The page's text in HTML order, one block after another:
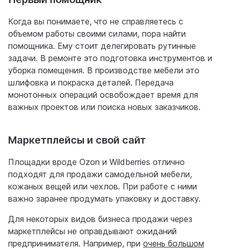
Когда вы понимаете, что не справляетесь с
объемом работы своими силами, пора найти
помощника. Ему стоит делегировать рутинные
задачи. В ремонте это подготовка инструментов и
уборка помещения. В производстве мебели это
шлифовка и покраска деталей. Передача
монотонных операций освобождает время для
важных проектов или поиска новых заказчиков.
Маркетплейсы и свой сайт
Площадки вроде Ozon и Wildberries отлично
подходят для продажи самодельной мебели,
кожаных вещей или чехлов. При работе с ними
важно заранее продумать упаковку и доставку.
Для некоторых видов бизнеса продажи через
маркетплейсы не оправдывают ожиданий
предпринимателя. Например, при очень большом